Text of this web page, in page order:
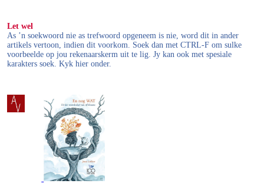
Let wel
As ’n soekwoord nie as trefwoord opgeneem is nie, word dit in ander
artikels vertoon, indien dit voorkom. Soek dan met CTRL-F om sulke
voorbeelde op jou rekenaarskerm uit te lig. Jy kan ook met spesiale
karakters soek. Kyk hier onder.